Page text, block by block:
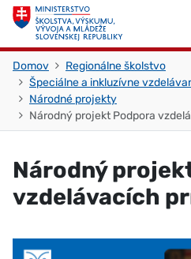
Skočiť na obsah
Domov
Regionálne školstvo
Špeciálne a inkluzívne
Národné projekty
Národný projekt Podpora
Národný
vzdelávacích
Skočiť na začiatok stránky